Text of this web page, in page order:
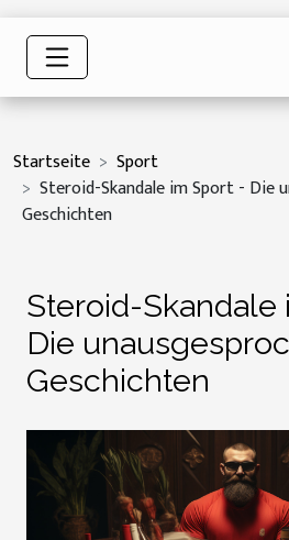
Startseite
Sport
Steroid-Skandale im Sport - Die
Geschichten
Steroid-Skandale
Die
Geschichten